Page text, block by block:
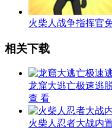
火柴人战争指挥官
相关下载
龙窟大逃亡极速逃
查 看
火柴人忍者大战内